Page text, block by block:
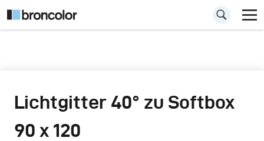
Lichtgitter 40° zu Softbox
90 x 120